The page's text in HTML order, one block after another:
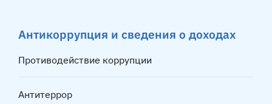
Антикоррупция и сведения о доходах
Противодействие коррупции
Антитеррор